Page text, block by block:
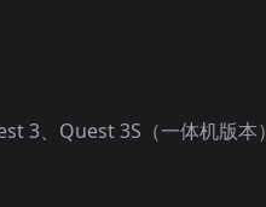
3、Quest 3S（一体机版本）